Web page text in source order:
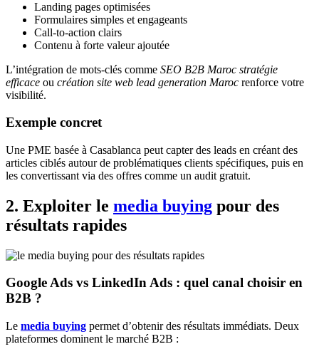
Landing pages optimisées
Formulaires simples et engageants
Call-to-action clairs
Contenu à forte valeur ajoutée
L’intégration de mots-clés comme SEO B2B Maroc stratégie
efficace ou création site web lead generation Maroc renforce votre
visibilité.
Exemple concret
Une PME basée à Casablanca peut capter des leads en créant des
articles ciblés autour de problématiques clients spécifiques, puis en
les convertissant via des offres comme un audit gratuit.
2. Exploiter le media buying pour des
résultats rapides
Google Ads vs LinkedIn Ads : quel canal choisir en
B2B ?
Le media buying permet d’obtenir des résultats immédiats. Deux
plateformes dominent le marché B2B :